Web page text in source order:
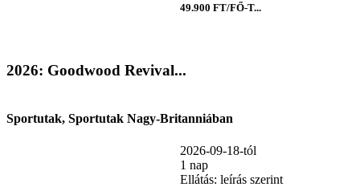
49.900 FT/FŐ-T...
2026: Goodwood Revival...
Sportutak, Sportutak Nagy-Britanniában
2026-09-18-tól
1 nap
Ellátás: leírás szerint